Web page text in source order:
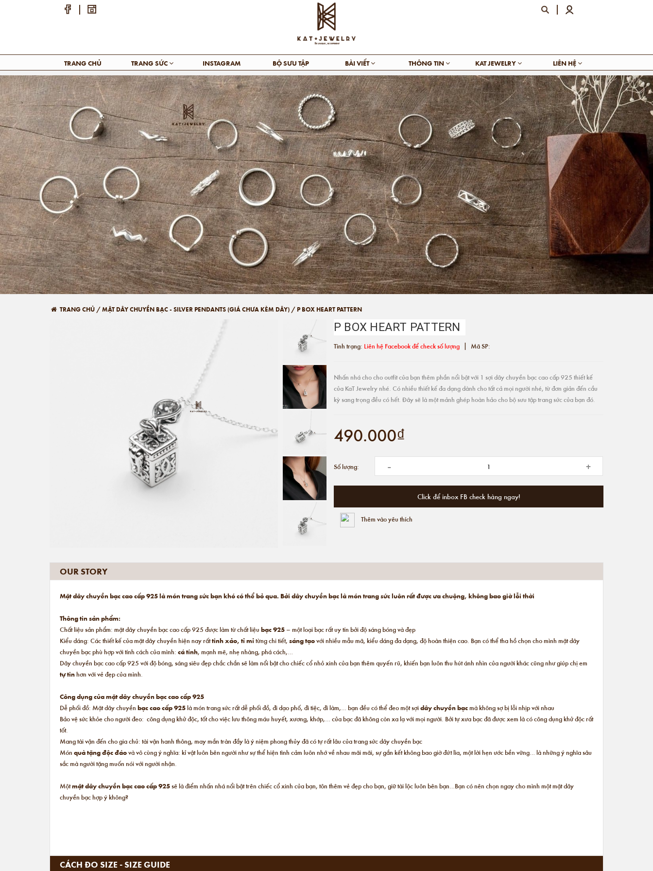
TRANG CHỦ TRANG SỨC INSTAGRAM BỘ SƯU TẬP BÀI VIẾT THÔNG TIN KAT JEWELRY LIÊN HỆ
TRANG CHỦ /MẶT DÂY CHUYỀN BẠC - SILVER PENDANTS (GIÁ CHƯA KÈM DÂY) / P BOX HEART PATTERN
P BOX HEART PATTERN
Tình trạng: Liên hệ Facebook để check số lượng | Mã SP:
Nhấn nhá cho cho outfit của bạn thêm phần nổi bật với 1 sợi dây chuyền bạc cao cấp 925 thiết kế
của KaT Jewelry nhé. Có nhiều thiết kế đa dạng dành cho tất cả mọi người nhé, từ đơn giản đến cầu
kỳ sang trọng đều có hết. Đây sẽ là một mảnh ghép hoàn hảo cho bộ sưu tập trang sức của bạn đó.
490.000₫
Số lượng: - +
Click để inbox FB check hàng ngay!
Thêm vào yêu thích
OUR STORY
Mặt dây chuyền bạc cao cấp 925 là món trang sức bạn khó có thể bỏ qua. Bởi dây chuyền bạc là món trang sức luôn rất được ưa chuộng, không bao giờ lỗi thời
Thông tin sản phẩm:
Chất liệu sản phẩm: mặt dây chuyền bạc cao cấp 925 được làm từ chất liệubạc 925– một loại bạc rất uy tín bởi độ sáng bóng và đẹp
Kiểu dáng: Các thiết kế của mặt dây chuyền hiện nay rấttinh xảo, tỉ mỉtừng chi tiết,sáng tạovới nhiều mẫu mã, kiểu dáng đa dạng, độ hoàn thiện cao. Bạn có thể tha hồ chọn cho mình mặt dây
chuyền bạc phù hợp với tính cách của mình:cá tính, mạnh mẽ, nhẹ nhàng, phá cách,…
Dây chuyền bạc cao cấp 925 với độ bóng, sáng siêu đẹp chắc chắn sẽ làm nổi bật cho chiếc cổ nhỏ xinh của bạn thêm quyến rũ, khiến bạn luôn thu hút ánh nhìn của người khác cũng như giúp chị em
tự tinhơn với vẻ đẹp của mình.
Công dụng của mặt dây chuyền bạc cao cấp 925
Dễ phối đồ: Mặt dây chuyềnbạc cao cấp 925là món trang sức rất dễ phối đồ, đi dạo phố, đi tiệc, đi làm,… bạn đều có thể đeo một sợidây chuyền bạcmà không sợ bị lỗi nhịp với nhau
Bảo vệ sức khỏe cho người đeo: công dụng khử độc, tốt cho việc lưu thông máu huyết, xương, khớp,… của bạc đã không còn xa lạ với mọi người. Bởi tự xưa bạc đã được xem là có công dụng khử độc rất
tốt.
Mang tài vận đến cho gia chủ: tài vận hanh thông, may mắn tràn đầy là ý niệm phong thủy đã có tự rất lâu của trang sức dây chuyền bạc
Mónquà tặng độc đáovà vô cùng ý nghĩa: kỉ vật luôn bên người như sự thể hiện tình cảm luôn nhớ về nhau mãi mãi, sự gắn kết không bao giờ đứt lìa, một lời hẹn ước bền vững… là những ý nghĩa sâu
sắc mà người tặng muốn nói với người nhận.
Mộtmặt dây chuyền bạc cao cấp 925sẽ là điểm nhấn nhá nổi bật trên chiếc cổ xinh của bạn, tôn thêm vẻ đẹp cho bạn, giữ tài lộc luôn bên bạn…Bạn có nên chọn ngay cho mình một mặt dây
chuyền bạc hợp ý không?
CÁCH ĐO SIZE - SIZE GUIDE